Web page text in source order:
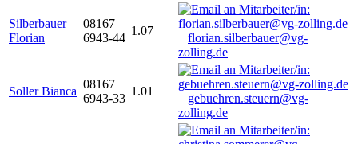
Silberbauer
Florian
08167
6943-44
1.07
florian.silberbauer@vg-
zolling.de
Soller Bianca
08167
6943-33
1.01
gebuehren.steuern@vg-
zolling.de